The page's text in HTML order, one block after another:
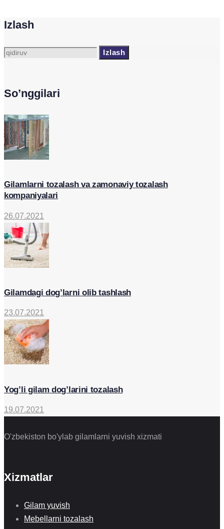
Izlash
Qidirshish:
So’nggilari
Gilamlarni tozalash va zamonaviy tozalash
kompaniyalari
26.07.2021
Gilamdagi dog’larni olib tashlash
23.07.2021
Yog’li gilam dog’larini tozalash
19.07.2021
O'zbekiston bo'ylab gilamlarni yuvish xizmati
Xizmatlar
Gilam yuvish
Mebellarni tozalash